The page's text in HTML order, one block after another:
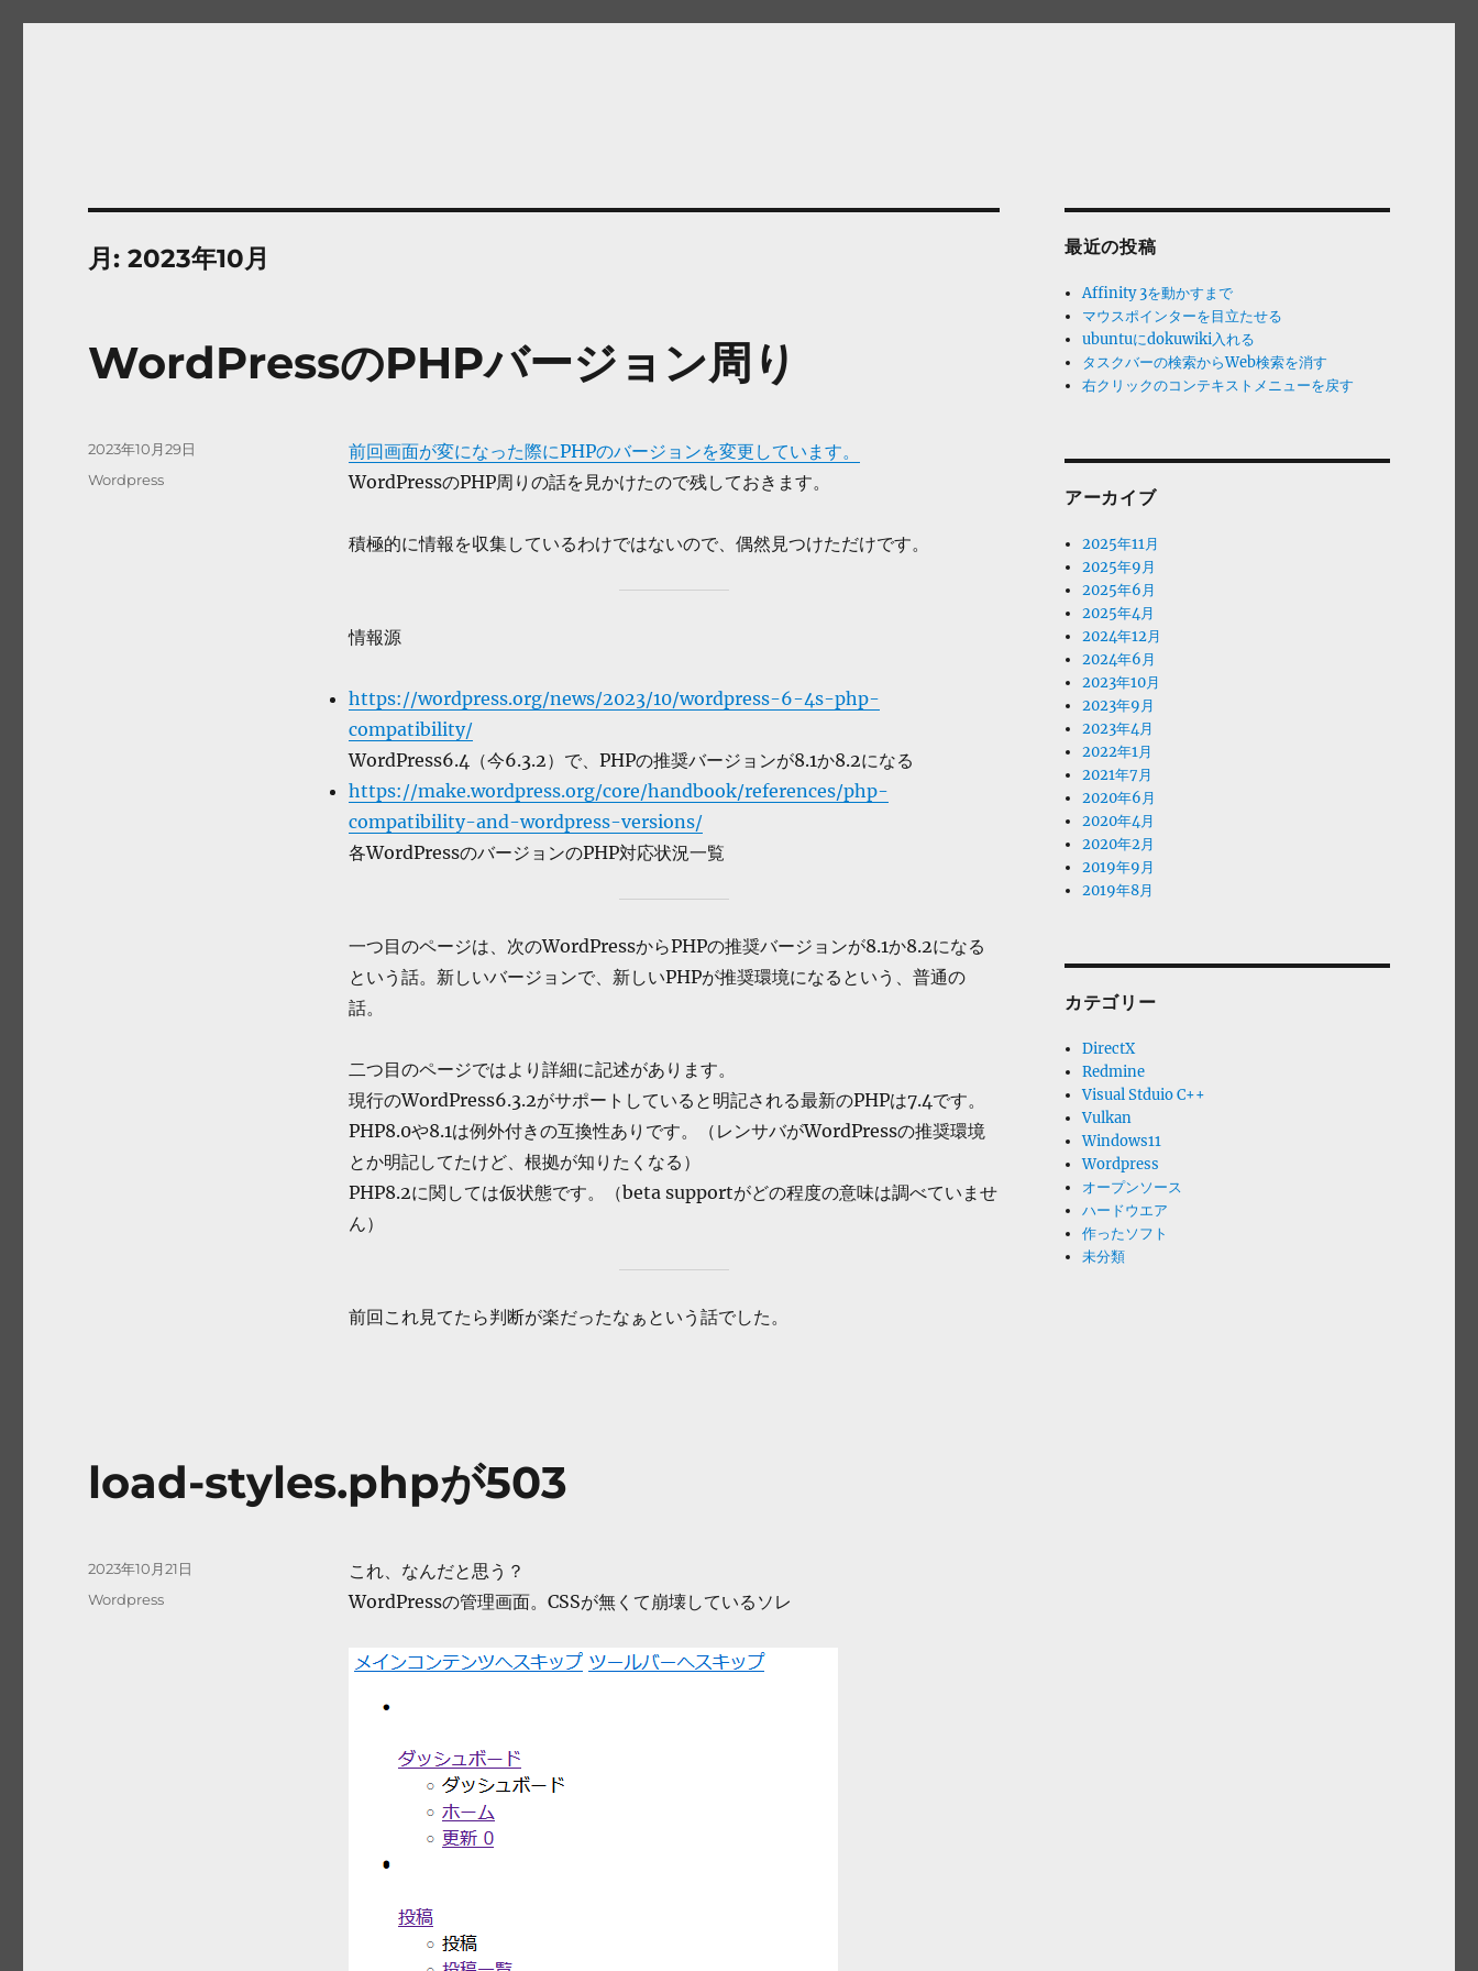
月:2023年10月
WordPressのPHPバージョン周り
前回画面が変になった際にPHPのバージョンを変更しています。
WordPressのPHP周りの話を見かけたので残しておきます。
積極的に情報を収集しているわけではないので、偶然見つけただけです。
情報源
https://wordpress.org/news/2023/10/wordpress-6-4s-php-
compatibility/
WordPress6.4（今6.3.2）で、PHPの推奨バージョンが8.1か8.2になる
https://make.wordpress.org/core/handbook/references/php-
compatibility-and-wordpress-versions/
各WordPressのバージョンのPHP対応状況一覧
一つ目のページは、次のWordPressからPHPの推奨バージョンが8.1か8.2になる
という話。新しいバージョンで、新しいPHPが推奨環境になるという、普通の
話。
二つ目のページではより詳細に記述があります。
現行のWordPress6.3.2がサポートしていると明記される最新のPHPは7.4です。
PHP8.0や8.1は例外付きの互換性ありです。（レンサバがWordPressの推奨環境
とか明記してたけど、根拠が知りたくなる）
PHP8.2に関しては仮状態です。（beta supportがどの程度の意味は調べていませ
ん）
前回これ見てたら判断が楽だったなぁという話でした。
投
2023年10月29日
カ
Wordpress
load-styles.phpが503
これ、なんだと思う？
WordPressの管理画面。CSSが無くて崩壊しているソレ
投
2023年10月21日
カ
Wordpress
最近の投稿
Affinity 3を動かすまで
マウスポインターを目立たせる
ubuntuにdokuwiki入れる
タスクバーの検索からWeb検索を消す
右クリックのコンテキストメニューを戻す
アーカイブ
2025年11月
2025年9月
2025年6月
2025年4月
2024年12月
2024年6月
2023年10月
2023年9月
2023年4月
2022年1月
2021年7月
2020年6月
2020年4月
2020年2月
2019年9月
2019年8月
カテゴリー
DirectX
Redmine
Visual Stduio C++
Vulkan
Windows11
Wordpress
オープンソース
ハードウエア
作ったソフト
未分類